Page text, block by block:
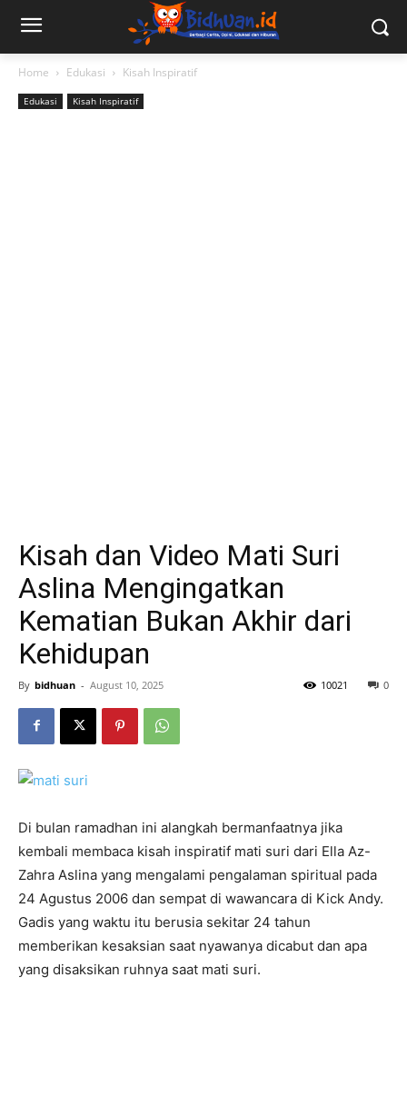
Home Edukasi Kisah Inspiratif
Edukasi Kisah Inspiratif
Kisah dan Video Mati Suri
Aslina Mengingatkan
Kematian Bukan Akhir dari
Kehidupan
By bidhuan - August 10, 2025 0
10021
Di bulan ramadhan ini alangkah bermanfaatnya jika
kembali membaca kisah inspiratif mati suri dari Ella Az-
Zahra Aslina yang mengalami pengalaman spiritual pada
24 Agustus 2006 dan sempat di wawancara di Kick Andy.
Gadis yang waktu itu berusia sekitar 24 tahun
memberikan kesaksian saat nyawanya dicabut dan apa
yang disaksikan ruhnya saat mati suri.